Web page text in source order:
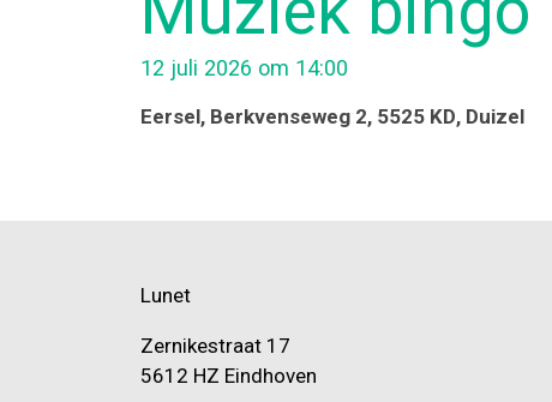
12 juli 2026 om 14:00
Eersel, Berkvenseweg 2, 5525 KD, Duizel
Lunet
Zernikestraat 17
5612 HZ Eindhoven